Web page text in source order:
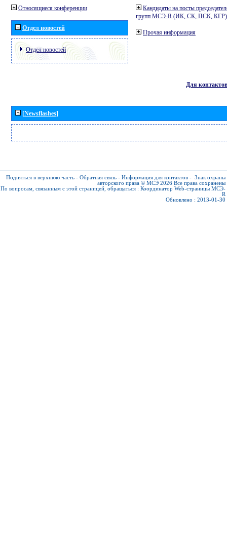
Относящиеся конференции
Отдел новостей
Отдел новостей
Кандидаты на посты
групп МСЭ-R (ИК, СК, ПСК, КГР)
Прочая информация
Для контактов
[Newsflashes]
Подняться в верхнюю часть - Обратная связь - Информация для контактов - Знак охраны
авторского права © МСЭ 2026 Все права сохранены
По вопросам, связанным с этой страницей, обращаться : Координатор Web-страницы МСЭ-
R
Обновлено : 2013-01-30